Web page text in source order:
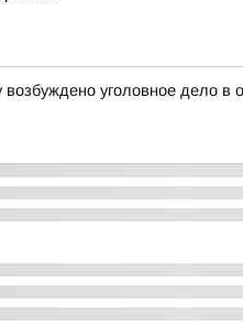
уголовное дело в